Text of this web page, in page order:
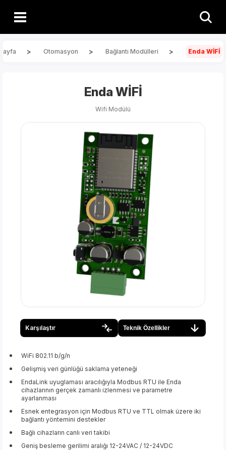
> Otomasyon > Bağlantı Modülleri > Enda WİFİ
Enda WİFİ
Wifi Modülü
Karşılaştır Teknik Özellikler
WiFi 802.11 b/g/n
Gelişmiş veri günlüğü saklama yeteneği
EndaLink uyuglaması aracılığıyla Modbus RTU ile Enda
cihazlarının gerçek zamanlı izlenmesi ve parametre
ayarlanması
Esnek entegrasyon için Modbus RTU ve TTL olmak üzere iki
bağlantı yöntemini destekler
Bağlı cihazların canlı veri takibi
Geniş besleme gerilimi aralığı 12-24VAC / 12-24VDC